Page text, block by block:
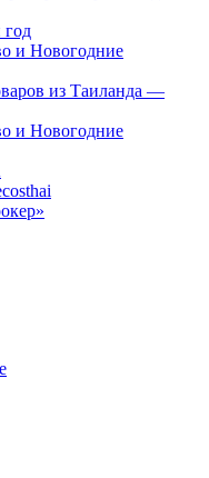
и Новогодние
из Таиланда —
и Новогодние